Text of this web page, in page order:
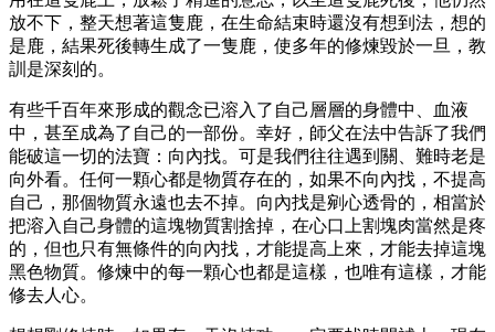
放不下，整天想著這隻鹿，在生命結束時還沒有想到法，想的
是鹿，結果死後轉生成了一隻鹿，使多年的修煉毀於一旦，教
訓是深刻的。
有些千百年來形成的觀念已溶入了自己層層的身體中、血液
中，甚至成為了自己的一部份。幸好，師父在法中告訴了我們
能破這一切的法寶：向內找。可是我們往往遇到關、難時老是
向外看。任何一顆心都是物質存在的，如果不向內找，不提高
自己，那個物質永遠也去不掉。向內找是剜心透骨的，相當於
把溶入自己身體的這塊物質割捨掉，在心口上割塊肉當然是疼
的，但也只有無條件的向內找，才能提高上來，才能去掉這塊
黑色物質。修煉中的每一顆心也都是這樣，也唯有這樣，才能
修去人心。